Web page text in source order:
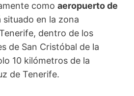
como aeropuerto de
situado en la zona
dentro de los
de San Cristóbal de la
10 kilómetros de la
de Tenerife.